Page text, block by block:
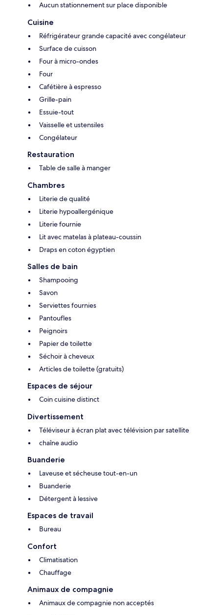
Aucun stationnement sur place disponible
Cuisine
Réfrigérateur grande capacité avec congélateur
Surface de cuisson
Four à micro-ondes
Four
Cafétière à espresso
Grille-pain
Essuie-tout
Vaisselle et ustensiles
Congélateur
Restauration
Table de salle à manger
Chambres
Literie de qualité
Literie hypoallergénique
Literie fournie
Lit avec matelas à plateau-coussin
Draps en coton égyptien
Salles de bain
Shampooing
Savon
Serviettes fournies
Pantoufles
Peignoirs
Papier de toilette
Séchoir à cheveux
Articles de toilette (gratuits)
Espaces de séjour
Coin cuisine distinct
Divertissement
Téléviseur à écran plat avec télévision par satellite
chaîne audio
Buanderie
Laveuse et sécheuse tout-en-un
Buanderie
Détergent à lessive
Espaces de travail
Bureau
Confort
Climatisation
Chauffage
Animaux de compagnie
Animaux de compagnie non acceptés